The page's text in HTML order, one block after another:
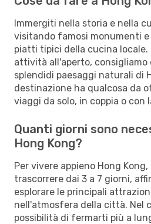
Immergiti nella storia e nella
visitando famosi monumenti e
piatti tipici della cucina locale.
attività all'aperto,
splendidi paesaggi naturali di
destinazione ha qualcosa da
viaggi da solo, in coppia o con
Quanti giorni sono
Hong Kong?
Per vivere appieno Hong
trascorrere dai 3 a 7 giorni,
esplorare le principali
nell'atmosfera della città. Nel
possibilità di fermarti più a